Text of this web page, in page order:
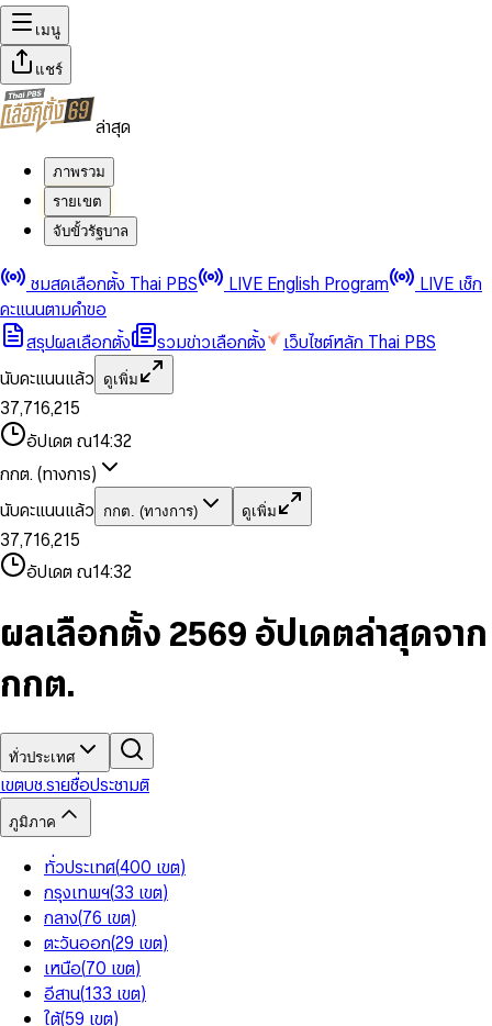
เมนู
แชร์
ล่าสุด
ภาพรวม
รายเขต
จับขั้วรัฐบาล
ชมสดเลือกตั้ง Thai PBS LIVE English Program
LIVE เช็ก
คะแนนตามคำขอ
สรุปผลเลือกตั้ง
รวมข่าวเลือกตั้ง
เว็บไซต์หลัก Thai PBS
นับคะแนนแล้ว
ดูเพิ่ม
0
1
2
3
4
5
6
8
9
0
1
2
3
4
5
6
7
8
9
,
0
1
2
4
6
7
8
9
0
1
2
3
4
5
6
7
8
9
0
1
3
5
6
7
8
9
,
1
2
4
5
7
8
9
0
1
3
4
6
7
8
9
0
2
3
4
5
7
8
อัปเดต ณ14:32
กกต. (ทางการ)
นับคะแนนแล้ว
กกต. (ทางการ) ดูเพิ่ม
0
1
2
3
4
5
7
8
0
1
2
4
5
6
7
8
9
,
0
1
2
4
6
7
8
9
0
1
2
3
5
6
8
9
0
1
3
5
6
7
8
,
1
2
4
6
7
9
0
1
3
5
6
8
9
0
2
3
4
5
7
9
อัปเดต ณ14:32
ผลเลือกตั้ง 2569 อัปเดตล่าสุดจาก
กกต.
ทั่วประเทศ
เขตบช.รายชื่อประชามติ
ภูมิภาค
ทั่วประเทศ(400 เขต)
กรุงเทพฯ(33 เขต)
กลาง(76 เขต)
ตะวันออก(29 เขต)
เหนือ(70 เขต)
อีสาน(133 เขต)
ใต้(59 เขต)